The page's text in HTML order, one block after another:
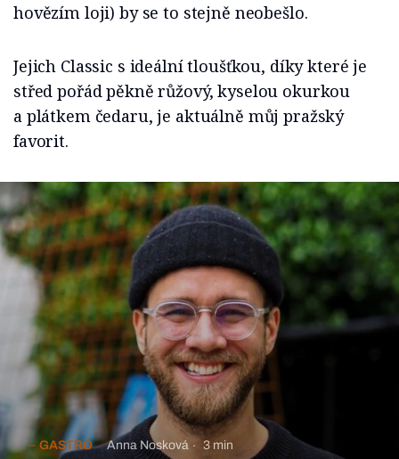
hovězím loji) by se to stejně neobešlo.
Jejich Classic s ideální tloušťkou, díky které je
střed pořád pěkně růžový, kyselou okurkou
a plátkem čedaru, je aktuálně můj pražský
favorit.
GASTRO Anna Nosková 3 min